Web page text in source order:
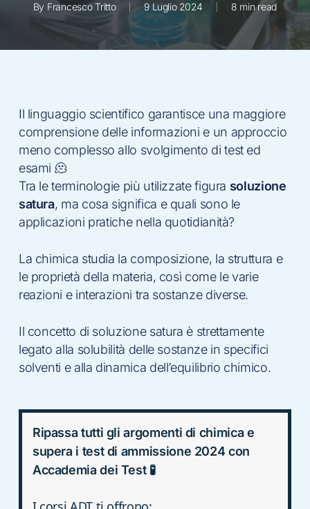
By Francesco Tritto 9 Luglio 2024 8 min read
Il linguaggio scientifico garantisce una maggiore
comprensione delle informazioni e un approccio
meno complesso allo svolgimento di test ed
esami 🫠
Tra le terminologie più utilizzate figura soluzione
satura, ma cosa significa e quali sono le
applicazioni pratiche nella quotidianità?
La chimica studia la composizione, la struttura e
le proprietà della materia, così come le varie
reazioni e interazioni tra sostanze diverse.
Il concetto di soluzione satura è strettamente
legato alla solubilità delle sostanze in specifici
solventi e alla dinamica dell’equilibrio chimico.
Ripassa tutti gli argomenti di chimica e
supera i test di ammissione 2024 con
Accademia dei Test 🧪